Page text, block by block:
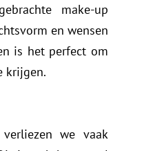
make-up
en wensen
is het perfect om
krijgen.
we vaak